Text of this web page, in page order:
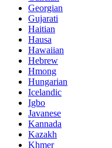
Georgian
Gujarati
Haitian
Hausa
Hawaiian
Hebrew
Hmong
Hungarian
Icelandic
Igbo
Javanese
Kannada
Kazakh
Khmer